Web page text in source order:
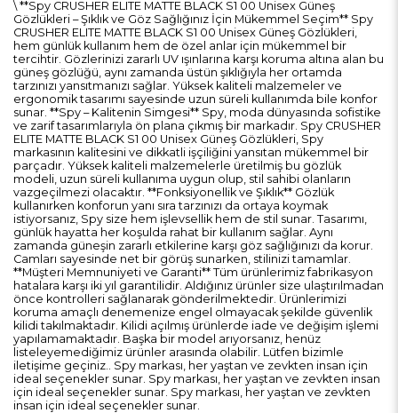
\ **Spy CRUSHER ELITE MATTE BLACK S1 00 Unisex Güneş
Gözlükleri – Şıklık ve Göz Sağlığınız İçin Mükemmel Seçim** Spy
CRUSHER ELITE MATTE BLACK S1 00 Unisex Güneş Gözlükleri,
hem günlük kullanım hem de özel anlar için mükemmel bir
tercihtir. Gözlerinizi zararlı UV ışınlarına karşı koruma altına alan bu
güneş gözlüğü, aynı zamanda üstün şıklığıyla her ortamda
tarzınızı yansıtmanızı sağlar. Yüksek kaliteli malzemeler ve
ergonomik tasarımı sayesinde uzun süreli kullanımda bile konfor
sunar. **Spy – Kalitenin Simgesi** Spy, moda dünyasında sofistike
ve zarif tasarımlarıyla ön plana çıkmış bir markadır. Spy CRUSHER
ELITE MATTE BLACK S1 00 Unisex Güneş Gözlükleri, Spy
markasının kalitesini ve dikkatli işçiliğini yansıtan mükemmel bir
parçadır. Yüksek kaliteli malzemelerle üretilmiş bu gözlük
modeli, uzun süreli kullanıma uygun olup, stil sahibi olanların
vazgeçilmezi olacaktır. **Fonksiyonellik ve Şıklık** Gözlük
kullanırken konforun yanı sıra tarzınızı da ortaya koymak
istiyorsanız, Spy size hem işlevsellik hem de stil sunar. Tasarımı,
günlük hayatta her koşulda rahat bir kullanım sağlar. Aynı
zamanda güneşin zararlı etkilerine karşı göz sağlığınızı da korur.
Camları sayesinde net bir görüş sunarken, stilinizi tamamlar.
**Müşteri Memnuniyeti ve Garanti** Tüm ürünlerimiz fabrikasyon
hatalara karşı iki yıl garantilidir. Aldığınız ürünler size ulaştırılmadan
önce kontrolleri sağlanarak gönderilmektedir. Ürünlerimizi
koruma amaçlı denemenize engel olmayacak şekilde güvenlik
kilidi takılmaktadır. Kilidi açılmış ürünlerde iade ve değişim işlemi
yapılamamaktadır. Başka bir model arıyorsanız, henüz
listeleyemediğimiz ürünler arasında olabilir. Lütfen bizimle
iletişime geçiniz.. Spy markası, her yaştan ve zevkten insan için
ideal seçenekler sunar. Spy markası, her yaştan ve zevkten insan
için ideal seçenekler sunar. Spy markası, her yaştan ve zevkten
insan için ideal seçenekler sunar.